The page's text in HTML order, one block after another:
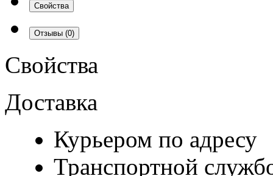
Свойства
Отзывы (0)
Свойства
Доставка
Курьером по адресу
Транспортной